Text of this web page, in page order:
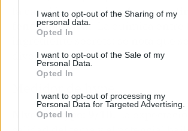
I want to opt-out of the Sharing of my
personal data.
Opted In
I want to opt-out of the Sale of my
Personal Data.
Opted In
I want to opt-out of processing my
Personal Data for Targeted Advertising.
Opted In
la canción va camino de
fenómeno viral . La química entre
ingrediente secreto: se nota que se
divertido grabándola.
Nivel de hype: 9/10.